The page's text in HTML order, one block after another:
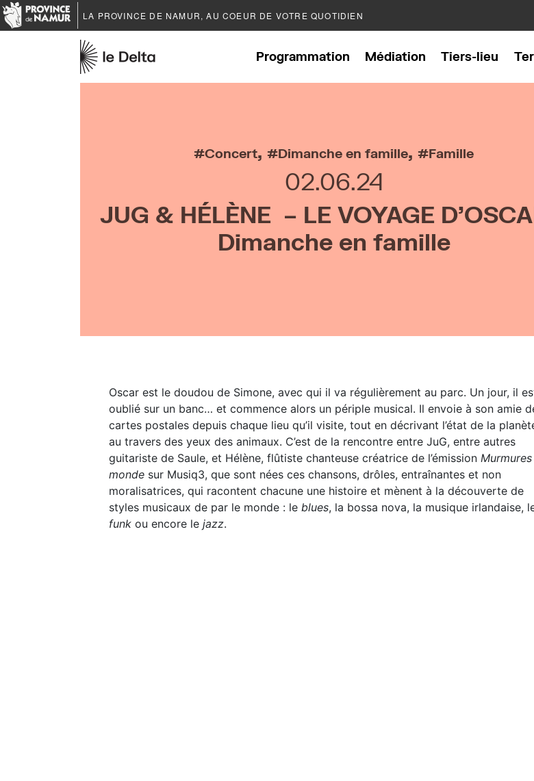
LA PROVINCE DE NAMUR, AU COEUR DE VOTRE QUOTIDIEN
Programmation Médiation Tiers-lieu
Concert, Dimanche en famille, Famille
02.06.24
JUG & HÉLÈNE – LE VOYAGE
Dimanche en famille
Oscar est le doudou de Simone, avec qui il va régulièrement au parc. Un jour, il
oublié sur un banc… et commence alors un périple musical. Il envoie à son amie
cartes postales depuis chaque lieu qu’il visite, tout en décrivant l’état de la
au travers des yeux des animaux. C’est de la rencontre entre JuG, entre autres
guitariste de Saule, et Hélène, flûtiste chanteuse créatrice de l’émission
monde sur Musiq3, que sont nées ces chansons, drôles, entraînantes et non
moralisatrices, qui racontent chacune une histoire et mènent à la découverte de
styles musicaux de par le monde : le blues, la bossa nova, la musique irlandaise,
funk ou encore le jazz.